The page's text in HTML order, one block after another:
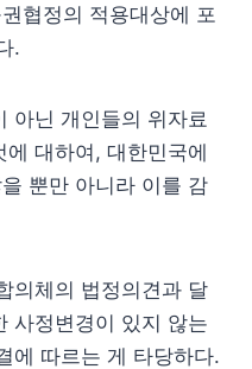
협정의 적용대상에 포
.
아닌 개인들의 위자료
대하여, 대한민국에
뿐만 아니라 이를 감
의체의 법정의견과 달
사정변경이 있지 않는
에 따르는 게 타당하다.